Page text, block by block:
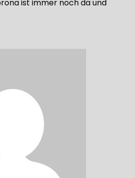
ist immer noch da und